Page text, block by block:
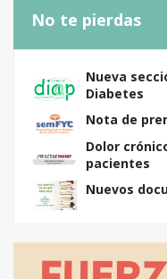
No te pierdas
Nueva
Diabetes
Nota de
Dolor
pacientes
Nuevos